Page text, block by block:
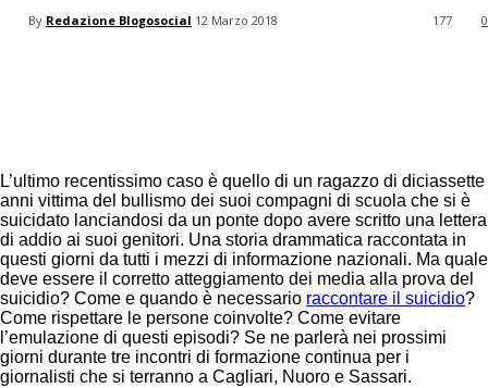
By Redazione Blogosocial 12 Marzo 2018 0
177
L’ultimo recentissimo caso è quello di un ragazzo di diciassette
anni vittima del bullismo dei suoi compagni di scuola che si è
suicidato lanciandosi da un ponte dopo avere scritto una lettera
di addio ai suoi genitori. Una storia drammatica raccontata in
questi giorni da tutti i mezzi di informazione nazionali. Ma quale
deve essere il corretto atteggiamento dei media alla prova del
suicidio? Come e quando è necessario raccontare il suicidio?
Come rispettare le persone coinvolte? Come evitare
l’emulazione di questi episodi? Se ne parlerà nei prossimi
giorni durante tre incontri di formazione continua per i
giornalisti che si terranno a Cagliari, Nuoro e Sassari.